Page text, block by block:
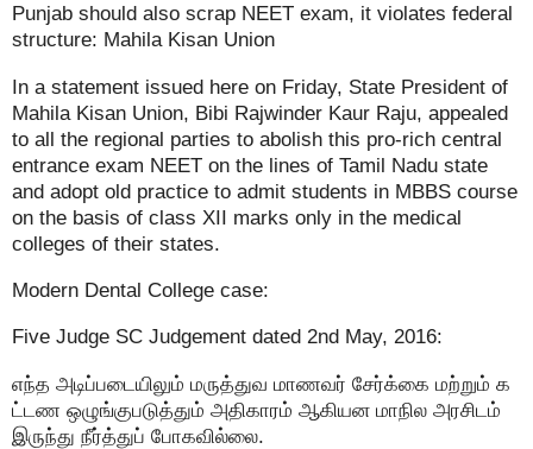
Punjab should also scrap NEET exam, it violates federal
structure: Mahila Kisan Union
In a statement issued here on Friday, State President of
Mahila Kisan Union, Bibi Rajwinder Kaur Raju, appealed
to all the regional parties to abolish this pro-rich central
entrance exam NEET on the lines of Tamil Nadu state
and adopt old practice to admit students in MBBS course
on the basis of class XII marks only in the medical
colleges of their states.
Modern Dental College case:
Five Judge SC Judgement dated 2nd May, 2016:
எந்த அடிப்படையிலும் மருத்துவ மாணவர் சேர்க்கை மற்றும் க
ட்டண ஒழுங்குபடுத்தும் அதிகாரம் ஆகியன மாநில அரசிடம்
இருந்து நீர்த்துப் போகவில்லை.